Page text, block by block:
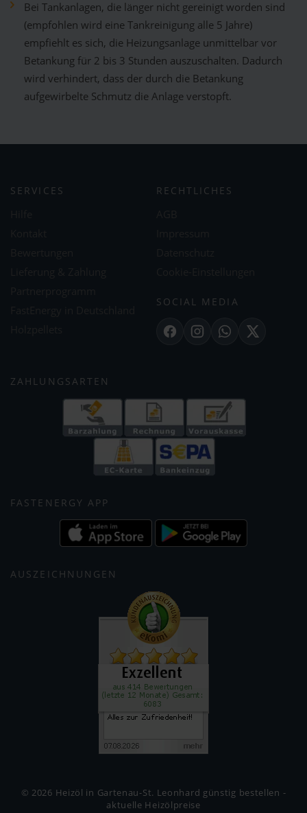
Bei Tankanlagen, die länger nicht gereinigt worden sind
(empfohlen wird eine Tankreinigung alle 5 Jahre)
empfiehlt es sich, die Heizungsanlage unmittelbar vor
Betankung für 2 bis 3 Stunden auszuschalten. Dadurch
wird verhindert, dass der durch die Betankung
aufgewirbelte Schmutz die Anlage verstopft.
SERVICES RECHTLICHES
SOCIAL MEDIA
FacebookInstagramWhatsApp
X
ZAHLUNGSARTEN
FASTENERGY APP
AUSZEICHNUNGEN
© 2026 Heizöl in Gartenau-St. Leonhard günstig bestellen -
aktuelle Heizölpreise